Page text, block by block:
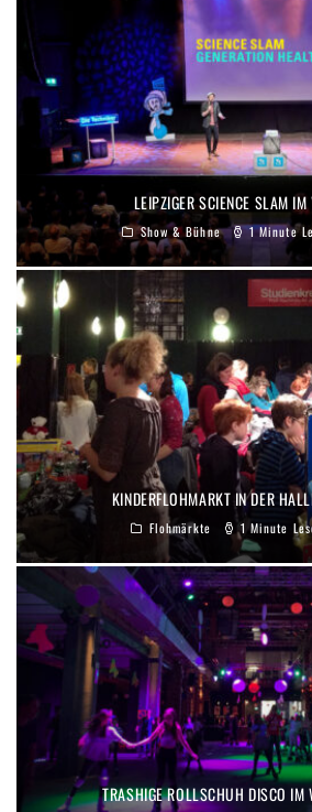
LEIPZIGER SCIENCE SLAM
Show & Bühne 1 Minute
KINDERFLOHMARKT IN DER
Flohmärkte 1 Minute
TRASHIGE ROLLSCHUH DISCO